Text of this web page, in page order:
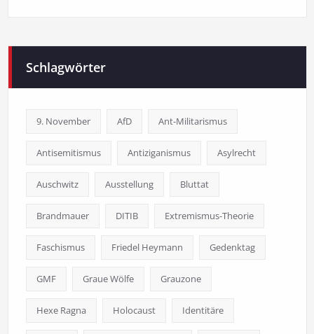
Schlagwörter
9. November AfD Ant-Militarismus
Antisemitismus Antiziganismus Asylrecht
Auschwitz Ausstellung Bluttat
Brandmauer DITIB Extremismus-Theorie
Faschismus Friedel Heymann Gedenktag
GMF Graue Wölfe Grauzone
Hexe Ragna Holocaust Identitäre